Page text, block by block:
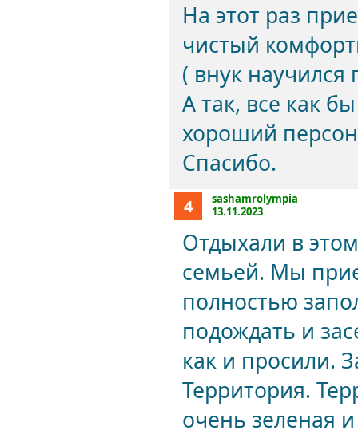
На этот раз
чистый
( внук научился
А так, все как
хороший
Спасибо.
4
sashamrolympia
13.11.2023
Отдыхали в
семьей. Мы
полностью
подождать и
как и просили.
Территория.
очень зеленая